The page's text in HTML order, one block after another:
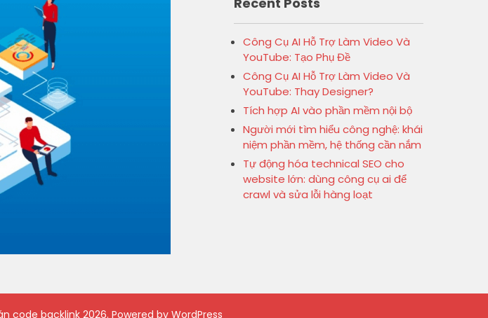
Công Cụ AI Hỗ Trợ Làm Video Và
YouTube: Tạo Phụ Đề
Công Cụ AI Hỗ Trợ Làm Video Và
YouTube: Thay Designer?
Tích hợp AI vào phần mềm nội bộ
Người mới tìm hiểu công nghệ: khái
niệm phần mềm, hệ thống cần nắm
Tự động hóa technical SEO cho
website lớn: dùng công cụ ai để
crawl và sửa lỗi hàng loạt
code backlink2026. Powered by WordPress